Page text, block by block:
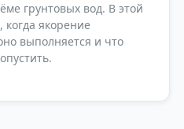
грунтовых вод. В этой
когда якорение
выполняется и что